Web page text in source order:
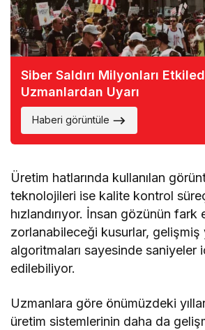
Siber Saldırı Milyonları
Uzmanlardan Uyarı
Haberi görüntüle
Üretim hatlarında kullanılan
teknolojileri ise kalite kontrol
hızlandırıyor. İnsan gözünün fark
zorlanabileceği kusurlar, gelişmiş
algoritmaları sayesinde saniyeler
edilebiliyor.
Uzmanlara göre önümüzdeki
üretim sistemlerinin daha da